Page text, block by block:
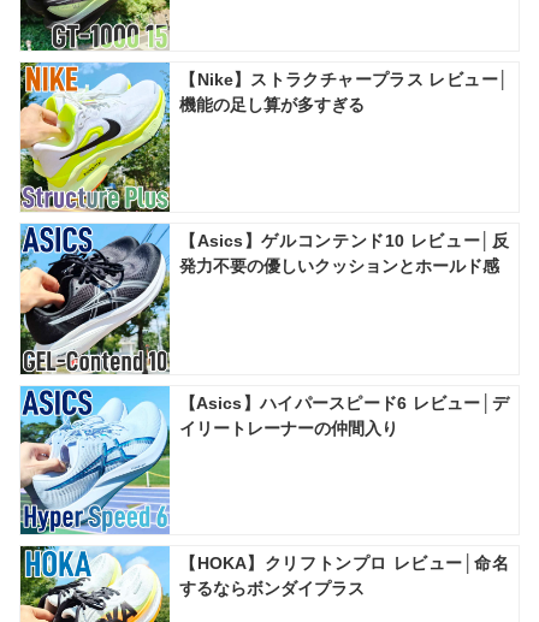
【Nike】ストラクチャープラス レビュー│
機能の足し算が多すぎる
【Asics】ゲルコンテンド10 レビュー│反
発力不要の優しいクッションとホールド感
【Asics】ハイパースピード6 レビュー│デ
イリートレーナーの仲間入り
【HOKA】クリフトンプロ レビュー│命名
するならボンダイプラス